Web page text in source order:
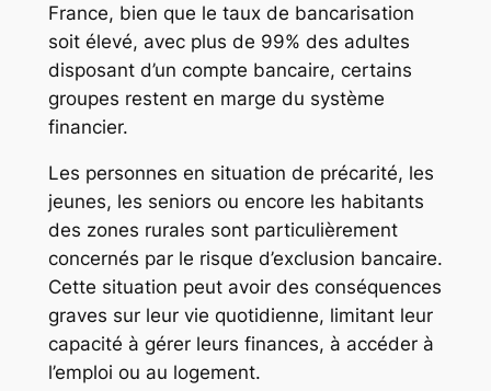
France, bien que le taux de bancarisation
soit élevé, avec plus de 99% des adultes
disposant d’un compte bancaire, certains
groupes restent en marge du système
financier.
Les personnes en situation de précarité, les
jeunes, les seniors ou encore les habitants
des zones rurales sont particulièrement
concernés par le risque d’exclusion bancaire.
Cette situation peut avoir des conséquences
graves sur leur vie quotidienne, limitant leur
capacité à gérer leurs finances, à accéder à
l’emploi ou au logement.